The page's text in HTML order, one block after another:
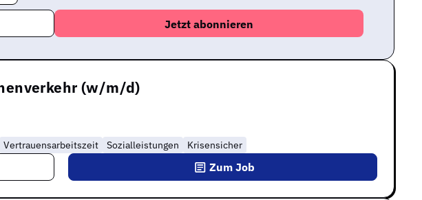
(w/m/d)
Vertrauensarbeitszeit Sozialleistungen Krisensicher
Zum Job